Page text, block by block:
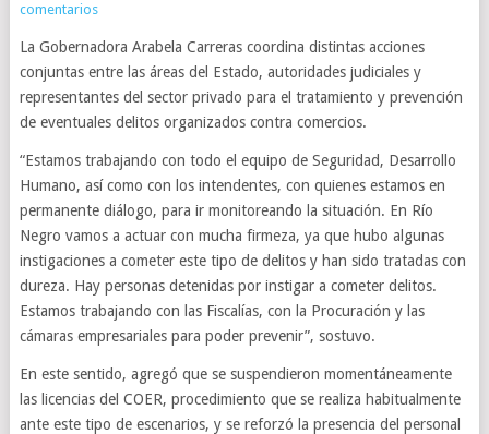
comentarios
La Gobernadora Arabela Carreras coordina distintas acciones
conjuntas entre las áreas del Estado, autoridades judiciales y
representantes del sector privado para el tratamiento y prevención
de eventuales delitos organizados contra comercios.
“Estamos trabajando con todo el equipo de Seguridad, Desarrollo
Humano, así como con los intendentes, con quienes estamos en
permanente diálogo, para ir monitoreando la situación. En Río
Negro vamos a actuar con mucha firmeza, ya que hubo algunas
instigaciones a cometer este tipo de delitos y han sido tratadas con
dureza. Hay personas detenidas por instigar a cometer delitos.
Estamos trabajando con las Fiscalías, con la Procuración y las
cámaras empresariales para poder prevenir”, sostuvo.
En este sentido, agregó que se suspendieron momentáneamente
las licencias del COER, procedimiento que se realiza habitualmente
ante este tipo de escenarios, y se reforzó la presencia del personal